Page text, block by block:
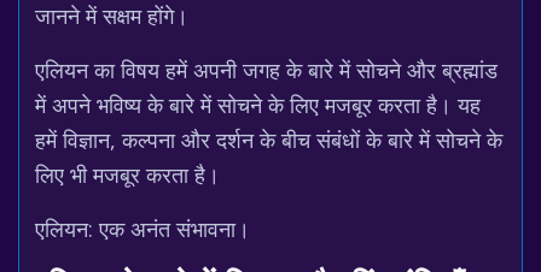
जानने में सक्षम होंगे।
एलियन का विषय हमें अपनी जगह के बारे में सोचने और ब्रह्मांड
में अपने भविष्य के बारे में सोचने के लिए मजबूर करता है। यह
हमें विज्ञान, कल्पना और दर्शन के बीच संबंधों के बारे में सोचने के
लिए भी मजबूर करता है।
एलियन: एक अनंत संभावना।